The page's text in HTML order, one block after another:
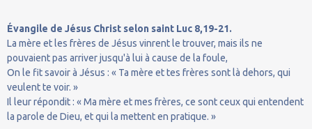
Évangile de Jésus Christ selon saint Luc 8,19-21.
La mère et les frères de Jésus vinrent le trouver, mais ils ne
pouvaient pas arriver jusqu'à lui à cause de la foule,
On le fit savoir à Jésus : « Ta mère et tes frères sont là dehors, qui
veulent te voir. »
Il leur répondit : « Ma mère et mes frères, ce sont ceux qui entendent
la parole de Dieu, et qui la mettent en pratique. »